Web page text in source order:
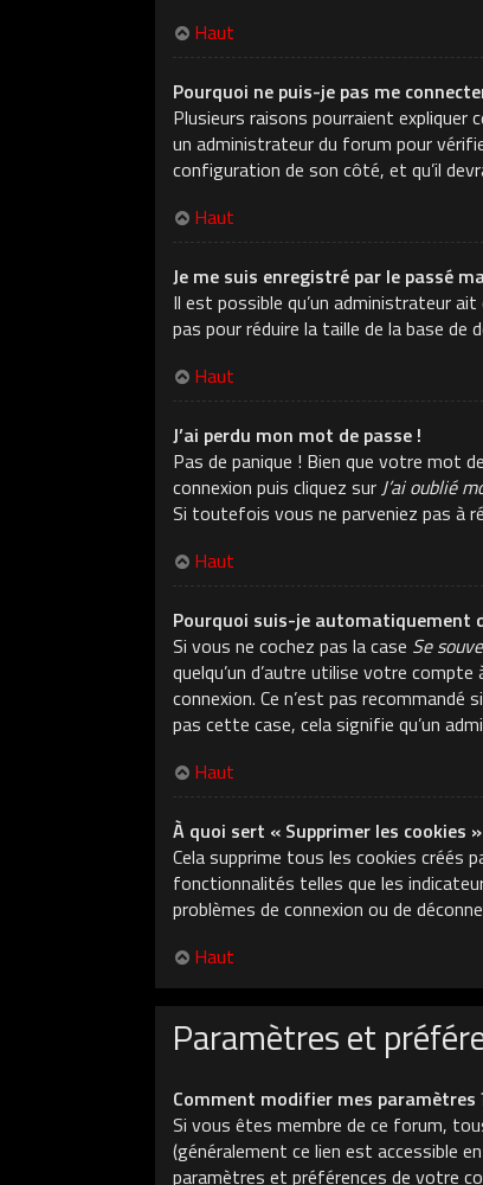
Haut
Pourquoi ne puis-je pas me
Plusieurs raisons pourraient
un administrateur du forum pour
configuration de son côté, et qu’il
Haut
Je me suis enregistré par le passé
Il est possible qu’un administrateur
pas pour réduire la taille de la base
Haut
J’ai perdu mon mot de passe !
Pas de panique ! Bien que votre mot
connexion puis cliquez surJ’ai oublié
Si toutefois vous ne parveniez pas à
Haut
Pourquoi suis-je automatiquement
Si vous ne cochez pas la case Se
quelqu’un d’autre utilise votre
connexion. Ce n’est pas
pas cette case, cela signifie qu’un
Haut
À quoi sert « Supprimer les cookies
Cela supprime tous les cookies créés
fonctionnalités telles que les
problèmes de connexion ou de
Haut
Paramètres et
Comment modifier mes paramètres
Si vous êtes membre de ce forum,
(généralement ce lien est accessible
paramètres et préférences de votre